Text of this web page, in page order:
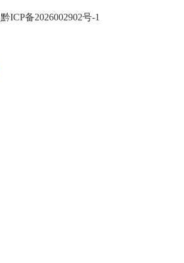
黔ICP备2026002902号-1